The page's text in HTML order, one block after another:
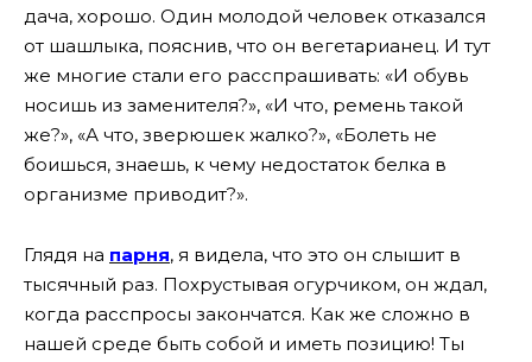
дача, хорошо. Один молодой человек отказался
от шашлыка, пояснив, что он вегетарианец. И тут
же многие стали его расспрашивать: «И обувь
носишь из заменителя?», «И что, ремень такой
же?», «А что, зверюшек жалко?», «Болеть не
боишься, знаешь, к чему недостаток белка в
организме приводит?».
Глядя на парня, я видела, что это он слышит в
тысячный раз. Похрустывая огурчиком, он ждал,
когда расспросы закончатся. Как же сложно в
нашей среде быть собой и иметь позицию! Ты